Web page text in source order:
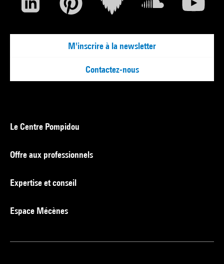
M'inscrire à la newsletter
Contactez-nous
Le Centre Pompidou
Offre aux professionnels
Expertise et conseil
Espace Mécènes